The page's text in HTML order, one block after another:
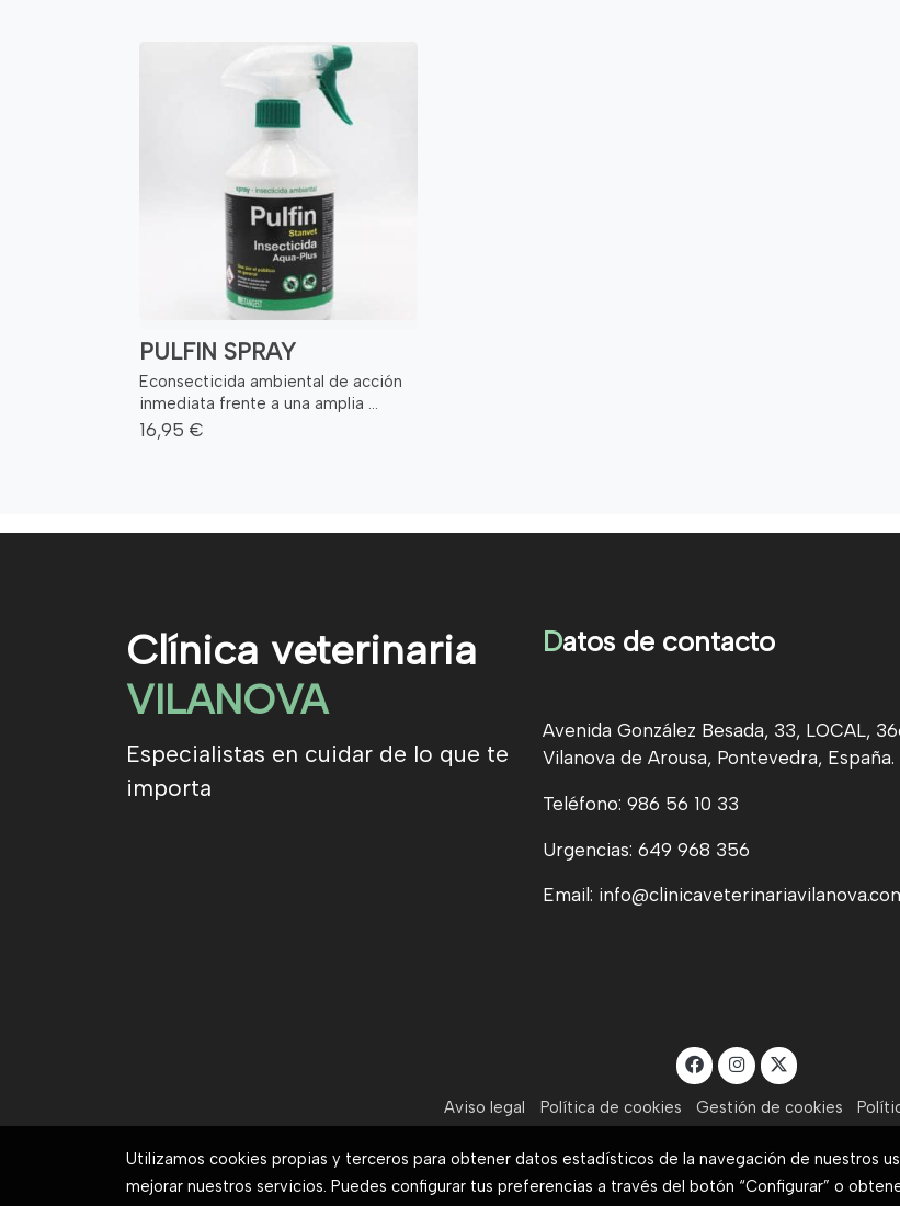
PULFIN SPRAY
Econsecticida ambiental de acción
inmediata frente a una amplia ...
16,95 €
Clínica veterinaria
VILANOVA
Especialistas en cuidar de lo que te
importa
Datos de contacto
Avenida González Besada, 33, LOCAL,
Vilanova de Arousa, Pontevedra, España.
Teléfono: 986 56 10 33
Urgencias: 649 968 356
Email:
Aviso legal Política de cookies Gestión de cookies
Utilizamos cookies propias y terceros para obtener datos estadísticos de la navegación de nuestros
mejorar nuestros servicios. Puedes configurar tus preferencias a través del botón “Configurar” o